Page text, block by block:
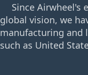
Since Airwheel's
global vision, we
manufacturing and
such as United